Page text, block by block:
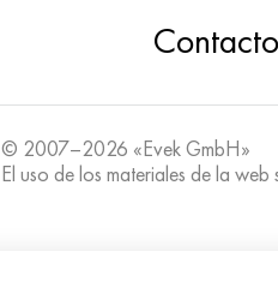
© 2007–2026 «Evek GmbH»
El uso de los materiales de la